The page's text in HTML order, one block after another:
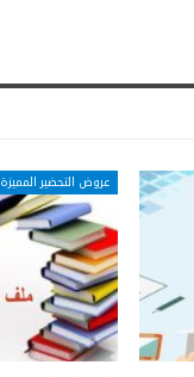
عروض التحضير المميزة